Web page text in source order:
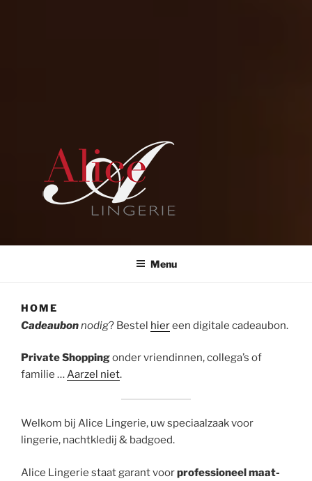
ALICE LINGERIE
Menu
HOME
Cadeaubonnodig? Bestel hiereen digitale cadeaubon.
Private Shoppingonder vriendinnen, collega’s of
familie …Aarzel niet.
Welkom bij Alice Lingerie, uw speciaalzaak voor
lingerie, nachtkledij & badgoed.
Alice Lingerie staat garant voorprofessioneel maat-